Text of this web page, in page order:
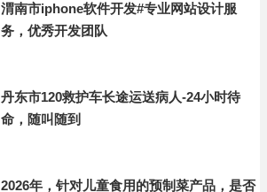
渭南市iphone软件开发#专业网站设计服
务，优秀开发团队
丹东市120救护车长途运送病人-24小时待
命，随叫随到
2026年，针对儿童食用的预制菜产品，是否